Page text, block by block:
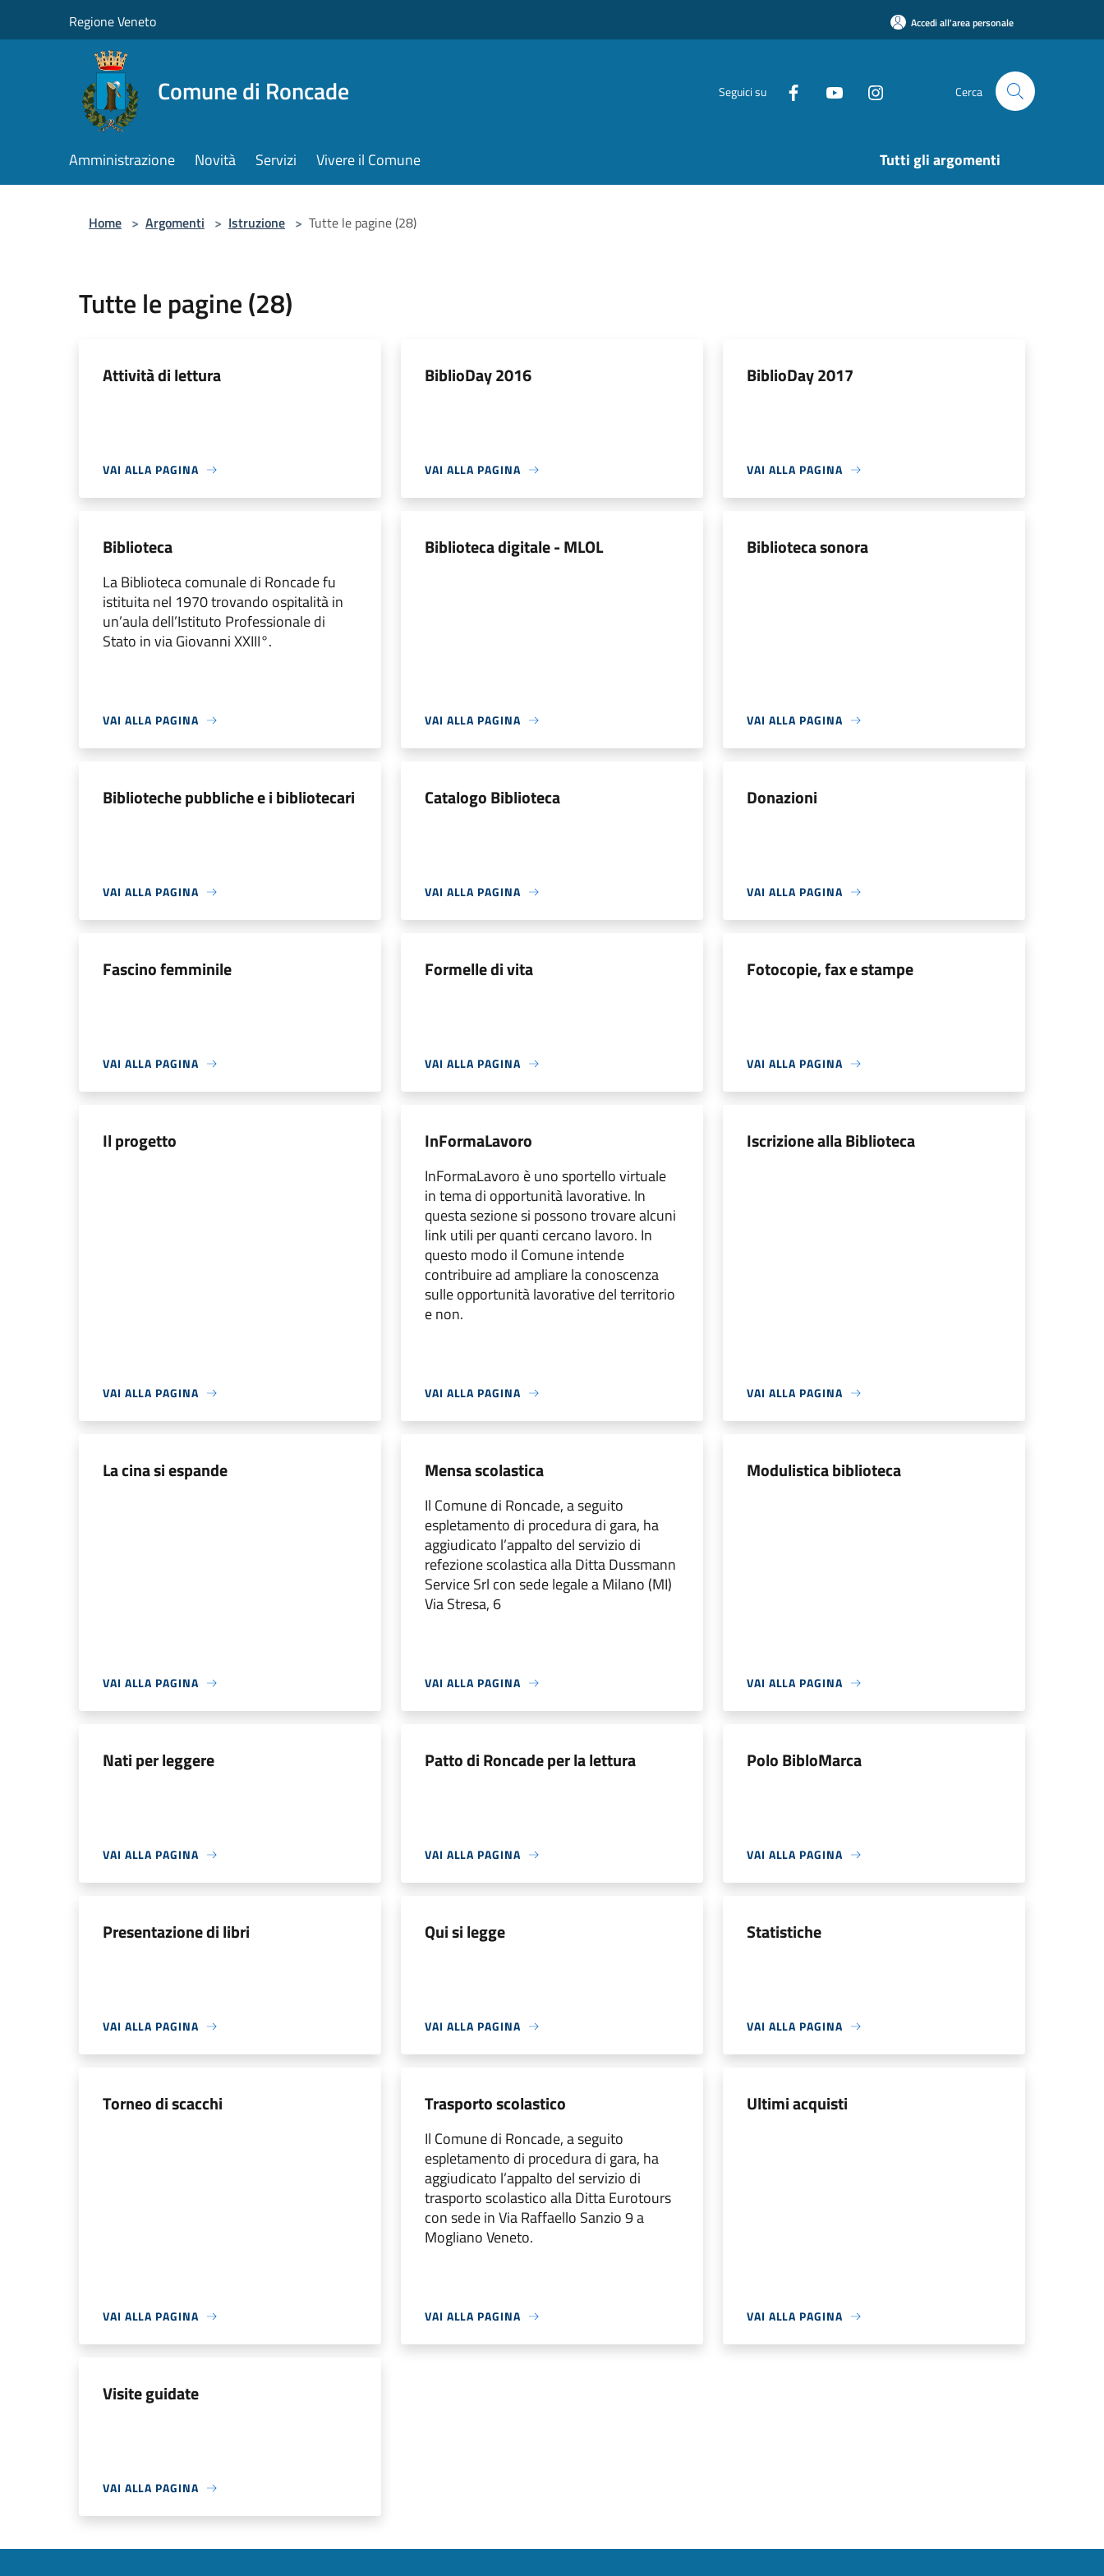
Regione Veneto Accedi all'area personale
Comune di Roncade Seguici su Cerca
Amministrazione Novità Servizi Vivere il Comune Tutti gli argomenti
Home > Argomenti > Istruzione > Tutte le pagine (28)
Tutte le pagine (28)
Attività di lettura
VAI ALLA PAGINA
BiblioDay 2016
VAI ALLA PAGINA
BiblioDay 2017
VAI ALLA PAGINA
Biblioteca
La Biblioteca comunale di Roncade fu
istituita nel 1970 trovando ospitalità in
un’aula dell’Istituto Professionale di
Stato in via Giovanni XXIII°.
VAI ALLA PAGINA
Biblioteca digitale - MLOL
VAI ALLA PAGINA
Biblioteca sonora
VAI ALLA PAGINA
Biblioteche pubbliche e i bibliotecari
VAI ALLA PAGINA
Catalogo Biblioteca
VAI ALLA PAGINA
Donazioni
VAI ALLA PAGINA
Fascino femminile
VAI ALLA PAGINA
Formelle di vita
VAI ALLA PAGINA
Fotocopie, fax e stampe
VAI ALLA PAGINA
Il progetto
VAI ALLA PAGINA
InFormaLavoro
InFormaLavoro è uno sportello virtuale
in tema di opportunità lavorative. In
questa sezione si possono trovare alcuni
link utili per quanti cercano lavoro. In
questo modo il Comune intende
contribuire ad ampliare la conoscenza
sulle opportunità lavorative del territorio
e non.
VAI ALLA PAGINA
Iscrizione alla Biblioteca
VAI ALLA PAGINA
La cina si espande
VAI ALLA PAGINA
Mensa scolastica
Il Comune di Roncade, a seguito
espletamento di procedura di gara, ha
aggiudicato l’appalto del servizio di
refezione scolastica alla Ditta Dussmann
Service Srl con sede legale a Milano (MI)
Via Stresa, 6
VAI ALLA PAGINA
Modulistica biblioteca
VAI ALLA PAGINA
Nati per leggere
VAI ALLA PAGINA
Patto di Roncade per la lettura
VAI ALLA PAGINA
Polo BibloMarca
VAI ALLA PAGINA
Presentazione di libri
VAI ALLA PAGINA
Qui si legge
VAI ALLA PAGINA
Statistiche
VAI ALLA PAGINA
Torneo di scacchi
VAI ALLA PAGINA
Trasporto scolastico
Il Comune di Roncade, a seguito
espletamento di procedura di gara, ha
aggiudicato l’appalto del servizio di
trasporto scolastico alla Ditta Eurotours
con sede in Via Raffaello Sanzio 9 a
Mogliano Veneto.
VAI ALLA PAGINA
Ultimi acquisti
VAI ALLA PAGINA
Visite guidate
VAI ALLA PAGINA